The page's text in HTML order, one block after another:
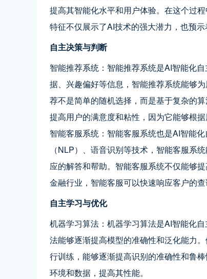
提高其智能化水平和用户体验。在这个过
特征不仅展示了AI技术的强大潜力，也预示
自主决策与判断
智能推荐系统：智能推荐系统是AI智能化
据、兴趣偏好等信息，智能推荐系统能够
荐不是简单的随机选择，而是基于复杂的
提高用户的满意度和粘性，因为它能够根
智能客服系统：智能客服系统也是AI智能
（NLP）、语音识别等技术，智能客服系
应的解答和帮助。智能客服系统不仅能够
金融行业，智能客服可以快速响应客户的
自主学习与优化
机器学习算法：机器学习算法是AI智能化
法能够逐渐提高模型的准确性和泛化能力
行训练，能够逐渐提高识别的准确性和鲁
环境和数据，提高其性能。